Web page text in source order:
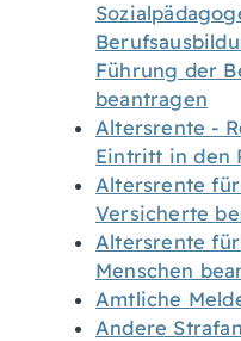
Führung der
beantragen
Altersrente -
Eintritt in den
Altersrente
Versicherte
Altersrente
Menschen
Amtliche
Andere